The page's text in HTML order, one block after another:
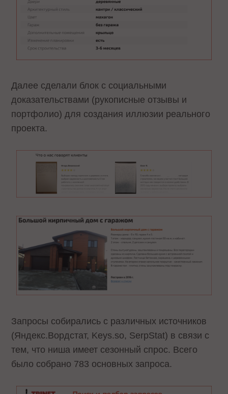
Далее сделали блок с социальными
доказательствами (рукописные отзывы и
портфолио) для создания иллюзии реального
проекта.
Запросы собирались с различных источников
(Яндекс.Вордстат, Keys.so, SerpStat) в связи с
тем, что ниша имеет сезонный спрос. Всего
было собрано 783 основных запроса.